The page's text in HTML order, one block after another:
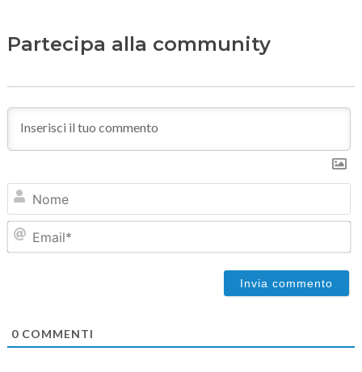
Partecipa alla community
0COMMENTI